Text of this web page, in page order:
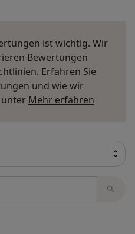
ist wichtig. Wir
Bewertungen
Erfahren Sie
und wie wir
unter Mehr erfahren